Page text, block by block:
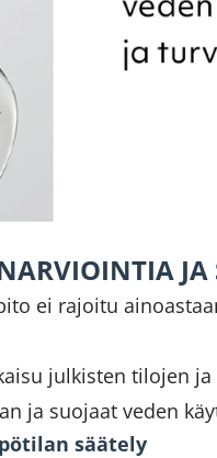
ei rajoitu
julkisten tilojen
ja suojaat veden
säätely